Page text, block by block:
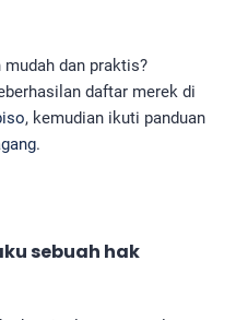
mudah dan praktis?
daftar merek di
, kemudian ikuti panduan
.
sebuah hak